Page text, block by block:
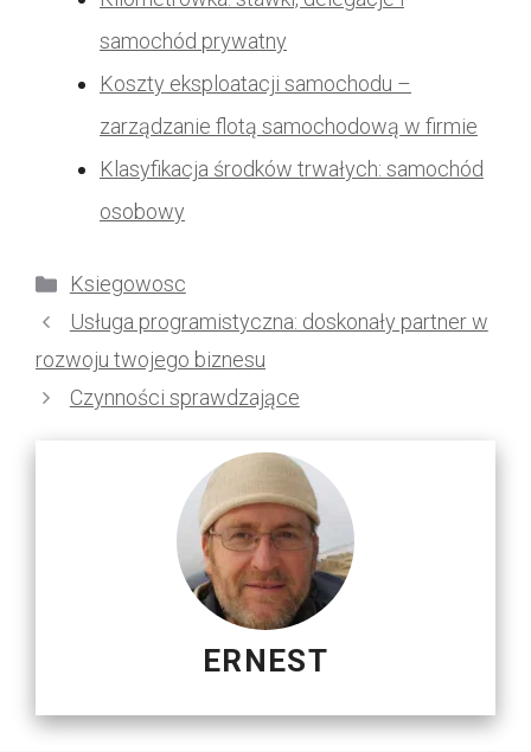
samochód prywatny
Koszty eksploatacji samochodu –
zarządzanie flotą samochodową w firmie
Klasyfikacja środków trwałych: samochód
osobowy
Kategorie
Ksiegowosc
Usługa programistyczna: doskonały partner w
rozwoju twojego biznesu
Czynności sprawdzające
ERNEST